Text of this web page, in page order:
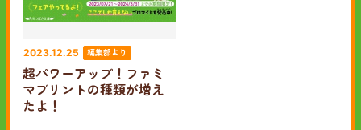
2023.12.25 編集部より
超パワーアップ！ファミ
マプリントの種類が増え
たよ！